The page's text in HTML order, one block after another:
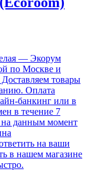
— Экорум
по Москве и
товары
Оплата
банкинг или в
в течение 7
на данным момент
на ваши
в нашем магазине